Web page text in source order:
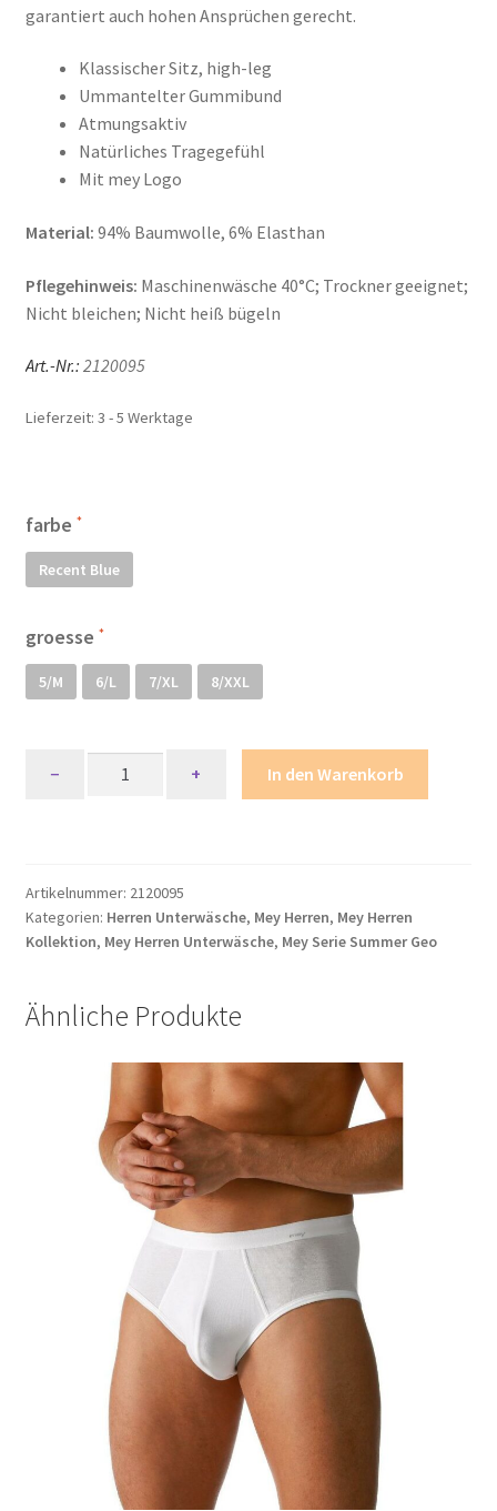
Il mio conto
Impresso
Impressum
Informazioni sui metodi di spedizione e di pagamento
Mein Konto
Metodi di pagamento
Politica e modulo di cancellazione
Richtlinie für Rückerstattungen und Rückgaben
Termini e condizioni generali
Warenkorb
Widerrufsbelehrung und -formular
Zahlungsarten
garantiert auch hohen Ansprüchen gerecht.
Klassischer Sitz, high-leg
Ummantelter Gummibund
Atmungsaktiv
Natürliches Tragegefühl
Mit mey Logo
Material: 94% Baumwolle, 6% Elasthan
Pflegehinweis: Maschinenwäsche 40°C; Trockner geeignet;
Nicht bleichen; Nicht heiß bügeln
Art.-Nr.: 2120095
Lieferzeit: 3 - 5 Werktage
farbe
Recent Blue
groesse
5/M 6/L 7/XL 8/XXL
−
Mey
Pants
Menge
+ In den Warenkorb
Artikelnummer: 2120095
Kategorien: Herren Unterwäsche, Mey Herren, Mey Herren
Kollektion, Mey Herren Unterwäsche, Mey Serie Summer Geo
Ähnliche Produkte